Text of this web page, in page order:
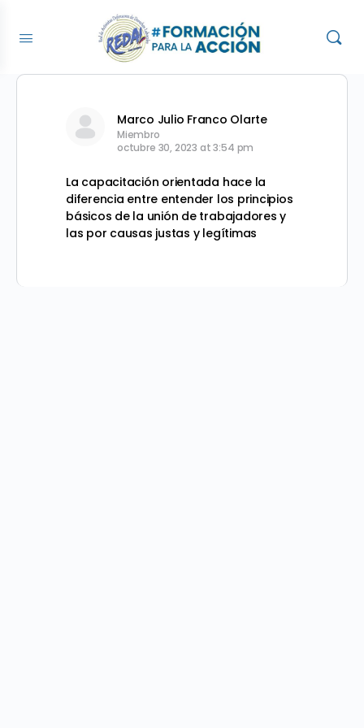
Marco Julio Franco Olarte
Miembro
octubre 30, 2023 at 3:54 pm
La capacitación orientada hace la
diferencia entre entender los principios
básicos de la unión de trabajadores y
las por causas justas y legítimas